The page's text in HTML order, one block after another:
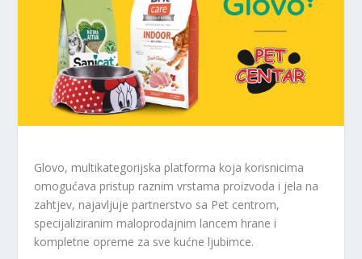
Glovo, multikategorijska platforma koja korisnicima
omogućava pristup raznim vrstama proizvoda i jela na
zahtjev, najavljuje partnerstvo sa Pet centrom,
specijaliziranim maloprodajnim lancem hrane i
kompletne opreme za sve kućne ljubimce.